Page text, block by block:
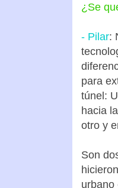
¿Se
- Pilar:
para
túnel:
hacia
otro y
Son
urbano